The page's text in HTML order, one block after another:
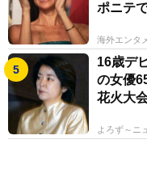
ポニテ
海外エンタ
16歳デ
の女優
花火大
よろず～ニ